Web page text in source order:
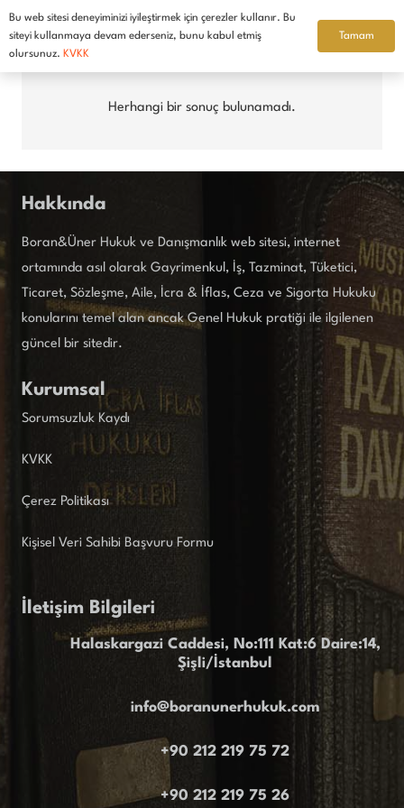
Türkçe
Herhangi bir sonuç bulunamadı.
Hakkında
Boran&Üner Hukuk ve Danışmanlık web sitesi, internet
ortamında asıl olarak Gayrimenkul, İş, Tazminat, Tüketici,
Ticaret, Sözleşme, Aile, İcra & İflas, Ceza ve Sigorta Hukuku
konularını temel alan ancak Genel Hukuk pratiği ile ilgilenen
güncel bir sitedir.
Kurumsal
Sorumsuzluk Kaydı
KVKK
Çerez Politikası
Kişisel Veri Sahibi Başvuru Formu
İletişim Bilgileri
Halaskargazi Caddesi, No:111 Kat:6 Daire:14,
Şişli/İstanbul
info@boranunerhukuk.com
+90 212 219 75 72
+90 212 219 75 26
Bu web sitesi deneyiminizi iyileştirmek için çerezler kullanır. Bu
siteyi kullanmaya devam ederseniz, bunu kabul etmiş
olursunuz. KVKK
Tamam